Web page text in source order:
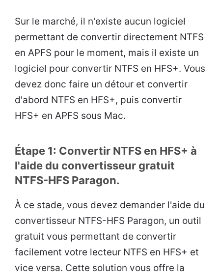
Sur le marché, il n'existe aucun logiciel
permettant de convertir directement NTFS
en APFS pour le moment, mais il existe un
logiciel pour convertir NTFS en HFS+. Vous
devez donc faire un détour et convertir
d'abord NTFS en HFS+, puis convertir
HFS+ en APFS sous Mac.
Étape 1: Convertir NTFS en HFS+ à
l'aide du convertisseur gratuit
NTFS-HFS Paragon.
À ce stade, vous devez demander l'aide du
convertisseur NTFS-HFS Paragon, un outil
gratuit vous permettant de convertir
facilement votre lecteur NTFS en HFS+ et
vice versa. Cette solution vous offre la